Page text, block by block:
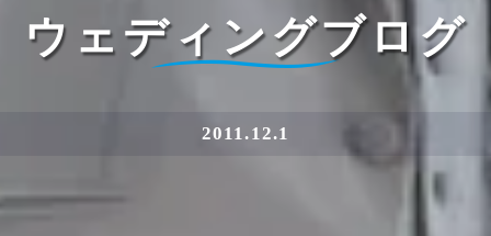
ウェディングブログ
2011.12.1